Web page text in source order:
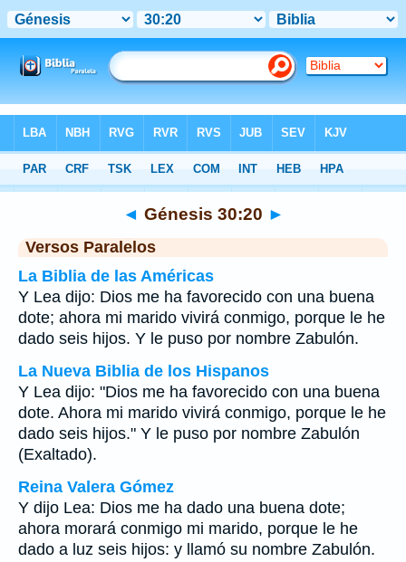
>Génesis Capítulo 30 > Verso 20
◄ Génesis 30:20 ►
Versos Paralelos
La Biblia de las Américas
Y Lea dijo: Dios me ha favorecido con una buena
dote; ahora mi marido vivirá conmigo, porque le he
dado seis hijos. Y le puso por nombre Zabulón.
La Nueva Biblia de los Hispanos
Y Lea dijo: "Dios me ha favorecido con una buena
dote. Ahora mi marido vivirá conmigo, porque le he
dado seis hijos." Y le puso por nombre Zabulón
(Exaltado).
Reina Valera Gómez
Y dijo Lea: Dios me ha dado una buena dote;
ahora morará conmigo mi marido, porque le he
dado a luz seis hijos: y llamó su nombre Zabulón.